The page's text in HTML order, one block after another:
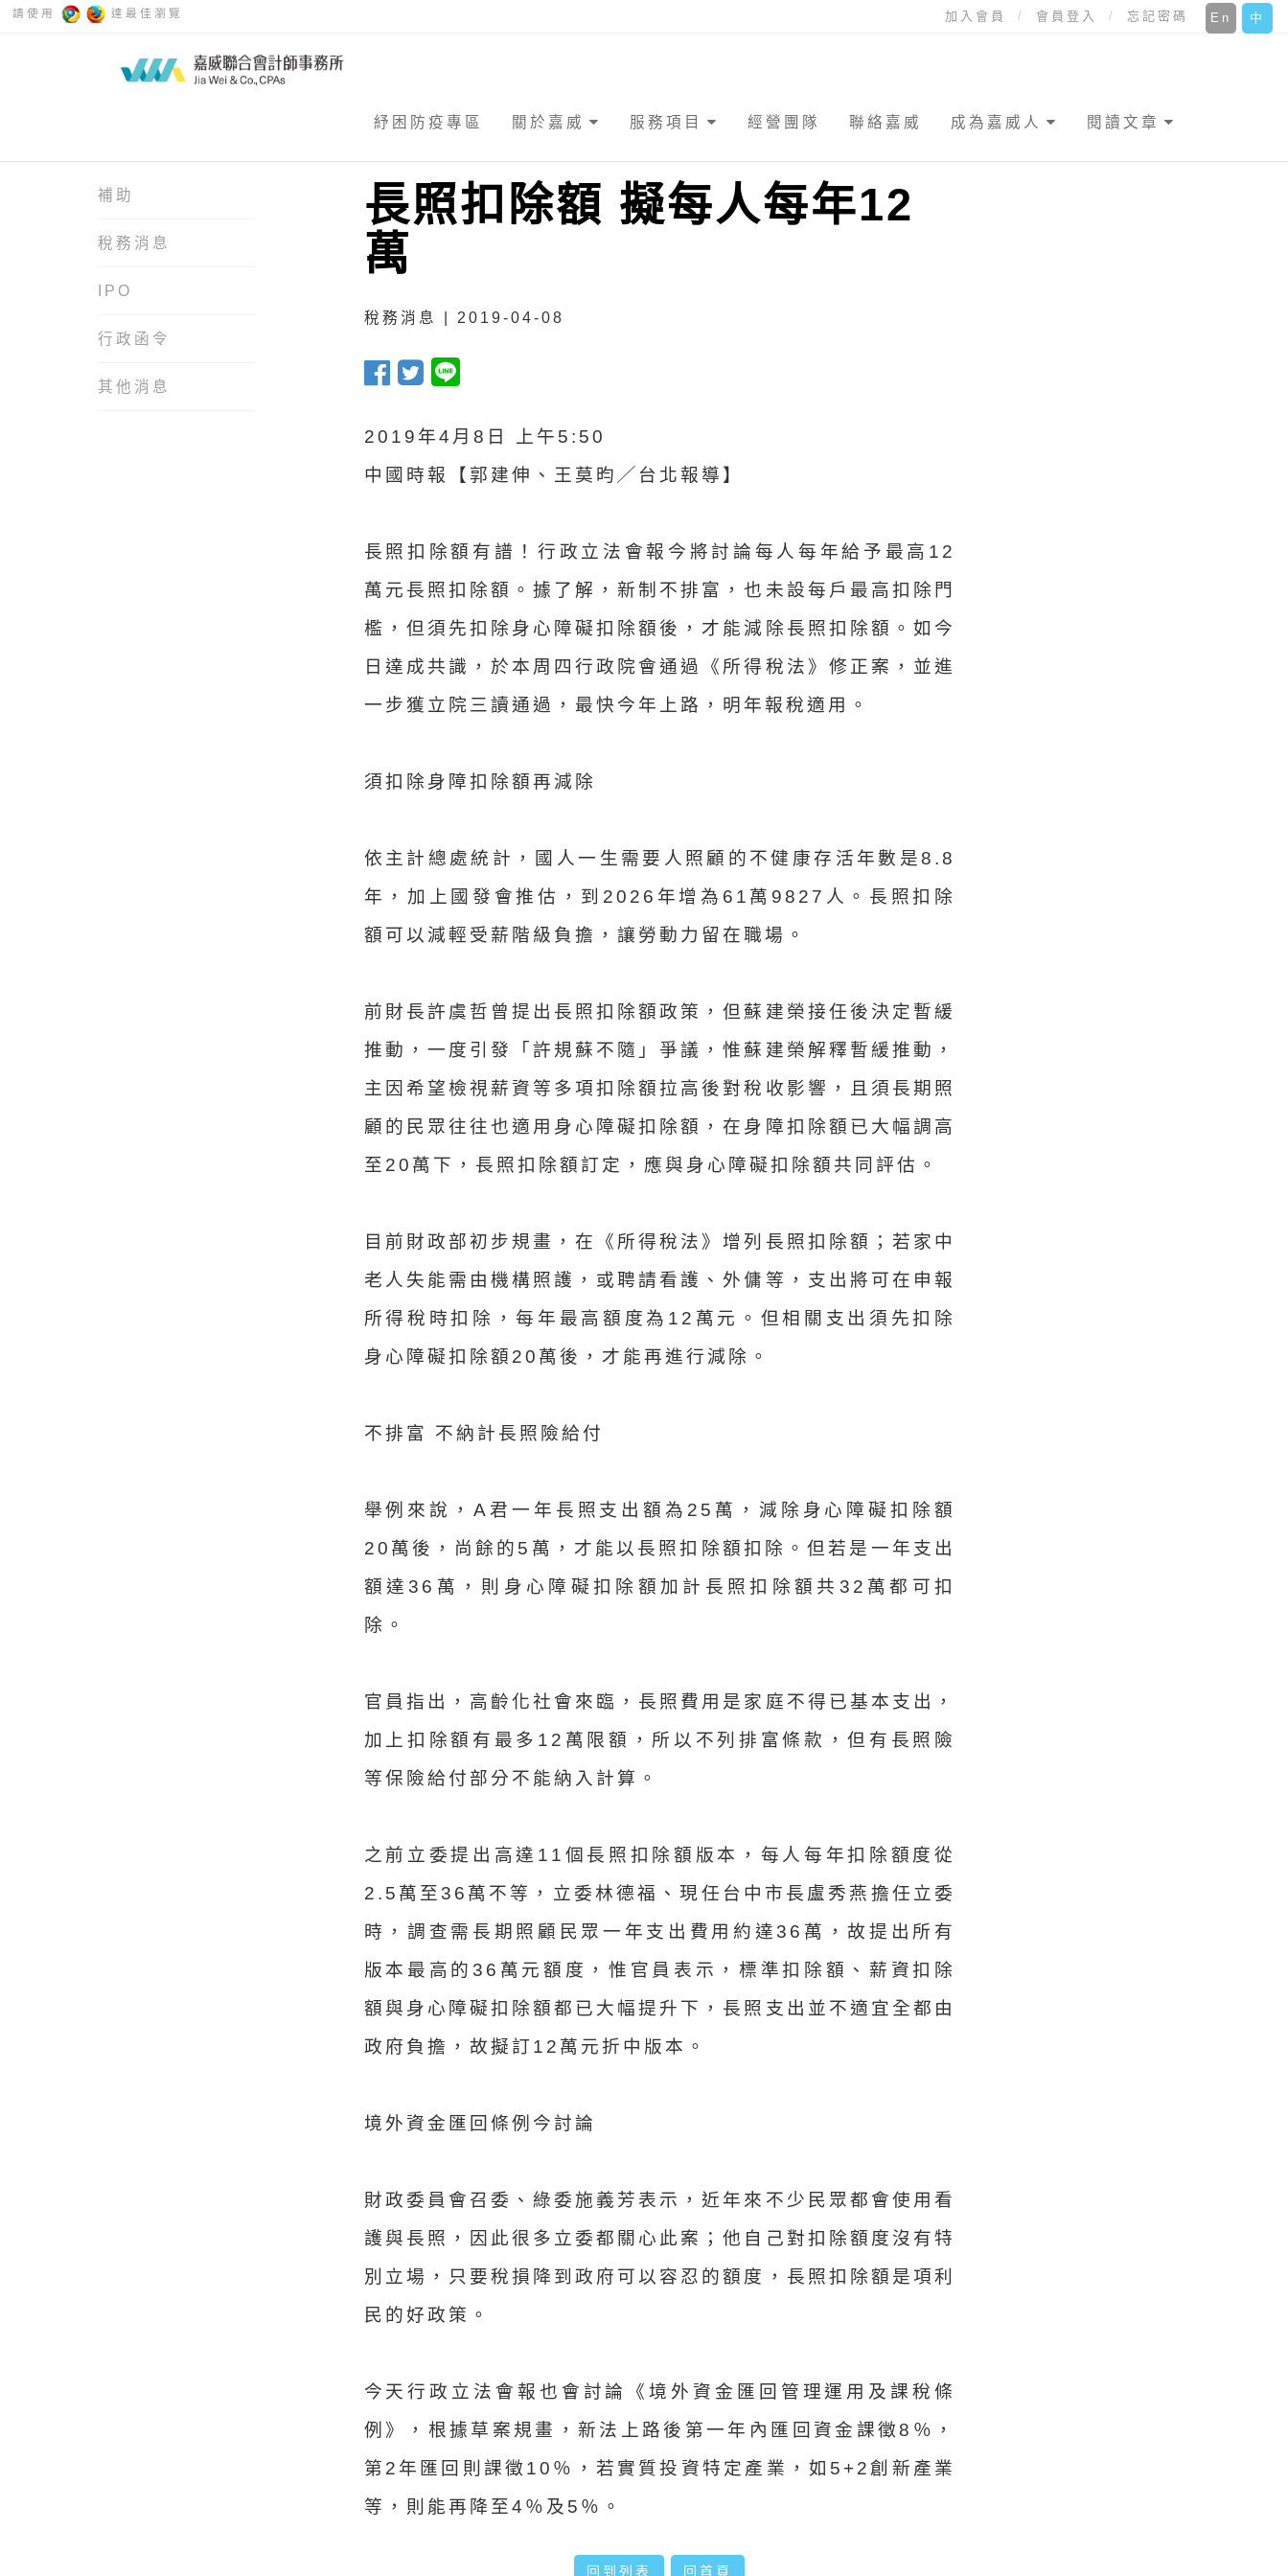
請使用 達最佳瀏覽 中
En
加入會員 會員登入 忘記密碼
紓困防疫專區 關於嘉威 服務項目 經營團隊 聯絡嘉威 成為嘉威人 閱讀文章
補助
稅務消息
IPO
行政函令
其他消息
長照扣除額 擬每人每年12
萬
稅務消息 | 2019-04-08
2019年4月8日 上午5:50
中國時報【郭建伸、王莫昀╱台北報導】
長照扣除額有譜！行政立法會報今將討論每人每年給予最高12
萬元長照扣除額。據了解，新制不排富，也未設每戶最高扣除門
檻，但須先扣除身心障礙扣除額後，才能減除長照扣除額。如今
日達成共識，於本周四行政院會通過《所得稅法》修正案，並進
一步獲立院三讀通過，最快今年上路，明年報稅適用。
須扣除身障扣除額再減除
依主計總處統計，國人一生需要人照顧的不健康存活年數是8.8
年，加上國發會推估，到2026年增為61萬9827人。長照扣除
額可以減輕受薪階級負擔，讓勞動力留在職場。
前財長許虞哲曾提出長照扣除額政策，但蘇建榮接任後決定暫緩
推動，一度引發「許規蘇不隨」爭議，惟蘇建榮解釋暫緩推動，
主因希望檢視薪資等多項扣除額拉高後對稅收影響，且須長期照
顧的民眾往往也適用身心障礙扣除額，在身障扣除額已大幅調高
至20萬下，長照扣除額訂定，應與身心障礙扣除額共同評估。
目前財政部初步規畫，在《所得稅法》增列長照扣除額；若家中
老人失能需由機構照護，或聘請看護、外傭等，支出將可在申報
所得稅時扣除，每年最高額度為12萬元。但相關支出須先扣除
身心障礙扣除額20萬後，才能再進行減除。
不排富 不納計長照險給付
舉例來說，A君一年長照支出額為25萬，減除身心障礙扣除額
20萬後，尚餘的5萬，才能以長照扣除額扣除。但若是一年支出
額達36萬，則身心障礙扣除額加計長照扣除額共32萬都可扣
除。
官員指出，高齡化社會來臨，長照費用是家庭不得已基本支出，
加上扣除額有最多12萬限額，所以不列排富條款，但有長照險
等保險給付部分不能納入計算。
之前立委提出高達11個長照扣除額版本，每人每年扣除額度從
2.5萬至36萬不等，立委林德福、現任台中市長盧秀燕擔任立委
時，調查需長期照顧民眾一年支出費用約達36萬，故提出所有
版本最高的36萬元額度，惟官員表示，標準扣除額、薪資扣除
額與身心障礙扣除額都已大幅提升下，長照支出並不適宜全都由
政府負擔，故擬訂12萬元折中版本。
境外資金匯回條例今討論
財政委員會召委、綠委施義芳表示，近年來不少民眾都會使用看
護與長照，因此很多立委都關心此案；他自己對扣除額度沒有特
別立場，只要稅損降到政府可以容忍的額度，長照扣除額是項利
民的好政策。
今天行政立法會報也會討論《境外資金匯回管理運用及課稅條
例》，根據草案規畫，新法上路後第一年內匯回資金課徵8％，
第2年匯回則課徵10％，若實質投資特定產業，如5+2創新產業
等，則能再降至4％及5％。
回到列表 回首頁